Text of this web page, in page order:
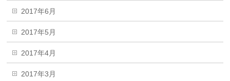
2017年6月
2017年5月
2017年4月
2017年3月